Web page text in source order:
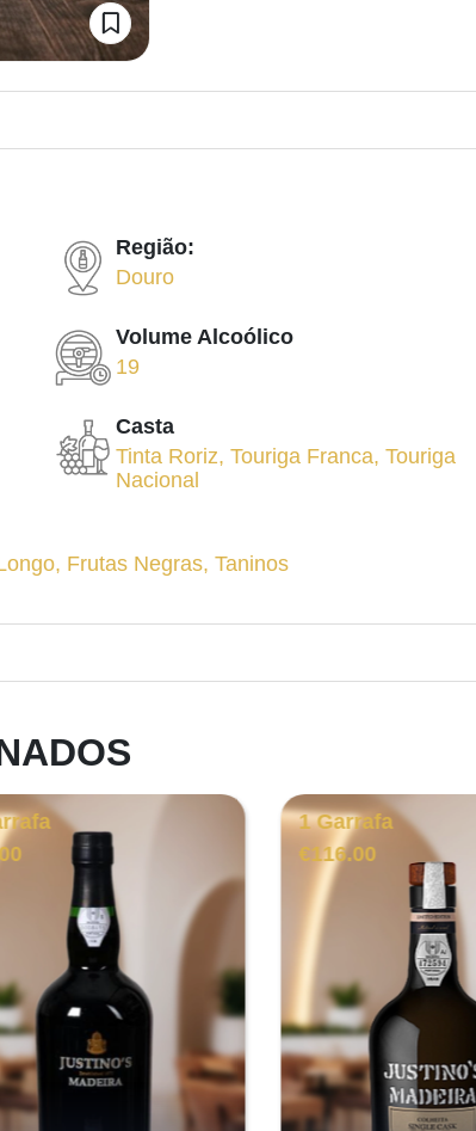
Região:
Douro
Volume Alcoólico
19
Casta
Tinta Roriz, Touriga Franca, Touriga
Nacional
, Frutas Negras, Taninos
1 Garrafa
€116.00